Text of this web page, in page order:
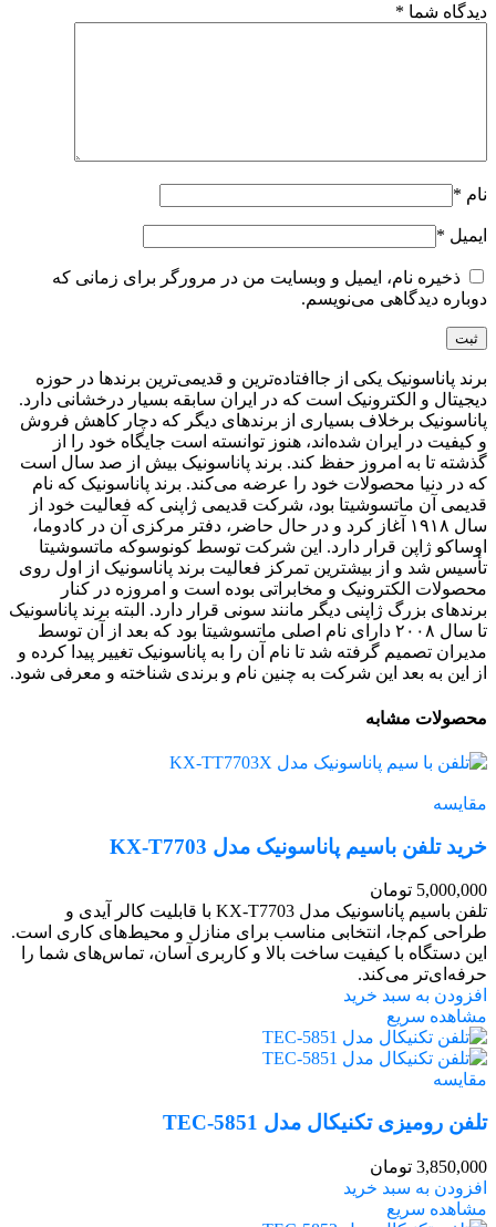
دیدگاه شما *
نام *
ایمیل *
ذخیره نام، ایمیل و وبسایت من در مرورگر برای زمانی که
دوباره دیدگاهی می‌نویسم.
برند پاناسونیک یکی از جاافتاده‌ترین و قدیمی‌ترین برندها در حوزه
دیجیتال و الکترونیک است که در ایران سابقه بسیار درخشانی دارد.
پاناسونیک برخلاف بسیاری از برندهای دیگر که دچار کاهش فروش
و کیفیت در ایران شده‌اند، هنوز توانسته است جایگاه خود را از
گذشته تا به امروز حفظ کند. برند پاناسونیک بیش از صد سال است
که در دنیا محصولات خود را عرضه می‌کند. برند پاناسونیک که نام
قدیمی آن ماتسوشیتا بود، شرکت قدیمی ژاپنی که فعالیت خود از
سال ۱۹۱۸ آغاز کرد و در حال حاضر، دفتر مرکزی آن در کادوما،
اوساکو ژاپن قرار دارد. این شرکت توسط کونوسوکه ماتسوشیتا
تأسیس شد و از بیشترین تمرکز فعالیت برند پاناسونیک از اول روی
محصولات الکترونیک و مخابراتی بوده است و امروزه در کنار
برندهای بزرگ ژاپنی دیگر مانند سونی قرار دارد. البته برند پاناسونیک
تا سال ۲۰۰۸ دارای نام اصلی ماتسوشیتا بود که بعد از آن توسط
مدیران تصمیم گرفته شد تا نام آن را به پاناسونیک تغییر پیدا کرده و
از این به بعد این شرکت به چنین نام و برندی شناخته و معرفی شود.
محصولات مشابه
مقایسه
خرید تلفن باسیم پاناسونیک مدل KX-T7703
5,000,000 تومان
تلفن باسیم پاناسونیک مدل KX-T7703 با قابلیت کالر آیدی و
طراحی کم‌جا، انتخابی مناسب برای منازل و محیط‌های کاری است.
این دستگاه با کیفیت ساخت بالا و کاربری آسان، تماس‌های شما را
حرفه‌ای‌تر می‌کند.
افزودن به سبد خرید
مشاهده سریع
مقایسه
تلفن رومیزی تکنیکال مدل TEC-5851
3,850,000 تومان
افزودن به سبد خرید
مشاهده سریع